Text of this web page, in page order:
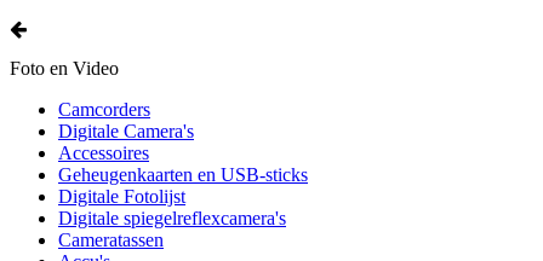
Foto en Video
Camcorders
Digitale Camera's
Accessoires
Geheugenkaarten en USB-sticks
Digitale Fotolijst
Digitale spiegelreflexcamera's
Cameratassen